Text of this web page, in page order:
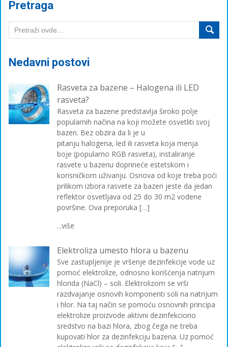
Pretraga
Nedavni postovi
Rasveta za bazene – Halogena ili LED
rasveta?
Rasveta za bazene predstavlja široko polje
popularnih načina na koji možete osvetliti svoj
bazen. Bez obzira da li je u
pitanju halogena, led ili rasveta koja menja
boje (popularno RGB rasveta), instaliranje
rasvete u bazenu doprineće estetskom i
korisničkom uživanju. Osnova od koje treba poći
prilikom izbora rasvete za bazen jeste da jedan
reflektor osvetljava od 25 do 30 m2 vodene
površine. Ova preporuka […]
...više
Elektroliza umesto hlora u bazenu
Sve zastupljenije je vršenje dezinfekcije vode uz
pomoć elektrolize, odnosno korišćenja natrijum
hlorida (NaCl) – soli. Elektrolizom se vrši
razdvajanje osnovih komponenti soli na natrijum
i hlor. Na taj način se pomoću osnovnih principa
elektrolize proizvode aktivni dezinfekciono
sredstvo na bazi hlora, zbog čega ne treba
kupovati hlor za dezinfekciju bazena. Uz pomoć